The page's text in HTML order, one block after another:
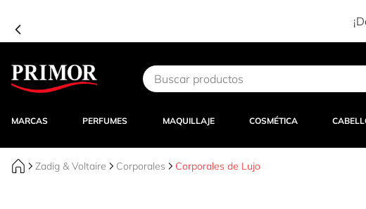
secretos en tu carrito! –
Ir al contenido
MARCAS PERFUMES MAQUILLAJE COSMÉTICA
Zadig & Voltaire Corporales Corporales de Lujo